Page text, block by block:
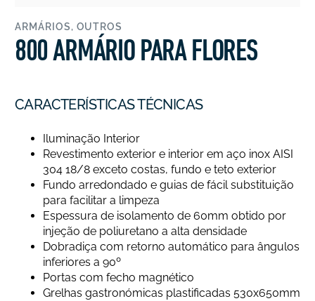
ARMÁRIOS, OUTROS
800 ARMÁRIO PARA FLORES
CARACTERÍSTICAS TÉCNICAS
Iluminação Interior
Revestimento exterior e interior em aço inox AISI
304 18/8 exceto costas, fundo e teto exterior
Fundo arredondado e guias de fácil substituição
para facilitar a limpeza
Espessura de isolamento de 60mm obtido por
injeção de poliuretano a alta densidade
Dobradiça com retorno automático para ângulos
inferiores a 90º
Portas com fecho magnético
Grelhas gastronómicas plastificadas 530x650mm